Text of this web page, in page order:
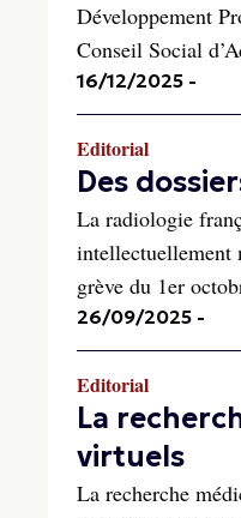
Développement
Conseil Social
16/12/2025 -
Editorial
Des
La radiologie
intellectuellement
grève du 1er
26/09/2025 -
Editorial
La
virtuels
La recherche